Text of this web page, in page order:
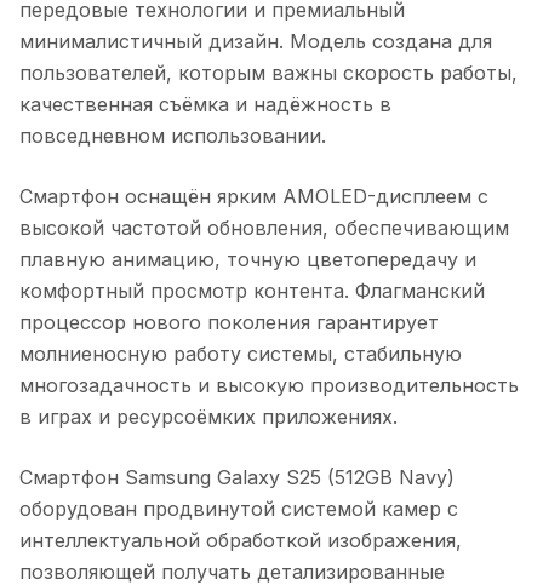
передовые технологии и премиальный
минималистичный дизайн. Модель создана для
пользователей, которым важны скорость работы,
качественная съёмка и надёжность в
повседневном использовании.
Смартфон оснащён ярким AMOLED-дисплеем с
высокой частотой обновления, обеспечивающим
плавную анимацию, точную цветопередачу и
комфортный просмотр контента. Флагманский
процессор нового поколения гарантирует
молниеносную работу системы, стабильную
многозадачность и высокую производительность
в играх и ресурсоёмких приложениях.
Смартфон Samsung Galaxy S25 (512GB Navy)
оборудован продвинутой системой камер с
интеллектуальной обработкой изображения,
позволяющей получать детализированные